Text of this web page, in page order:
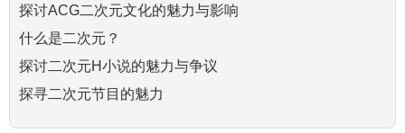
探讨ACG二次元文化的魅力与影响
什么是二次元？
探讨二次元H小说的魅力与争议
探寻二次元节目的魅力